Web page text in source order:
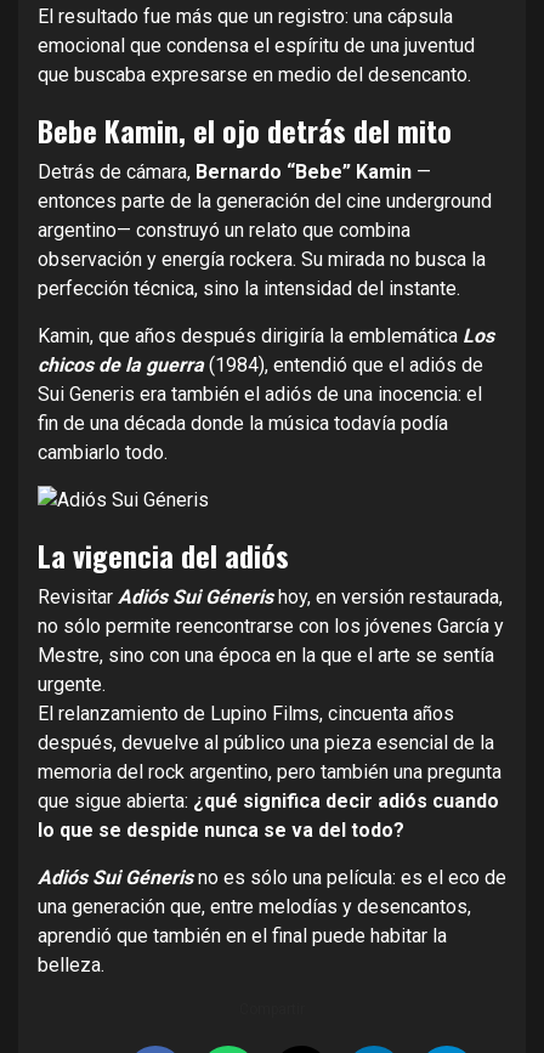
El resultado fue más que un registro: una cápsula
emocional que condensa el espíritu de una juventud
que buscaba expresarse en medio del desencanto.
Bebe Kamin, el ojo detrás del mito
Detrás de cámara, Bernardo “Bebe” Kamin —
entonces parte de la generación del cine underground
argentino— construyó un relato que combina
observación y energía rockera. Su mirada no busca la
perfección técnica, sino la intensidad del instante.
Kamin, que años después dirigiría la emblemática Los
chicos de la guerra(1984), entendió que el adiós de
Sui Generis era también el adiós de una inocencia: el
fin de una década donde la música todavía podía
cambiarlo todo.
La vigencia del adiós
Revisitar Adiós Sui Génerishoy, en versión restaurada,
no sólo permite reencontrarse con los jóvenes García y
Mestre, sino con una época en la que el arte se sentía
urgente.
El relanzamiento de Lupino Films, cincuenta años
después, devuelve al público una pieza esencial de la
memoria del rock argentino, pero también una pregunta
que sigue abierta: ¿qué significa decir adiós cuando
lo que se despide nunca se va del todo?
Adiós Sui Génerisno es sólo una película: es el eco de
una generación que, entre melodías y desencantos,
aprendió que también en el final puede habitar la
belleza.